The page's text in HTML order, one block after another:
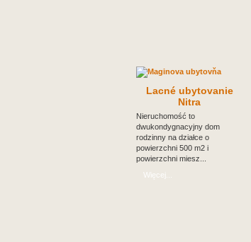
Lacné ubytovanie
Nitra
Nieruchomość to
dwukondygnacyjny dom
rodzinny na działce o
powierzchni 500 m2 i
powierzchni miesz...
Więcej...